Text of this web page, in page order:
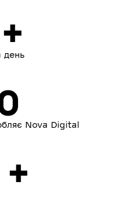
день
Nova Digital